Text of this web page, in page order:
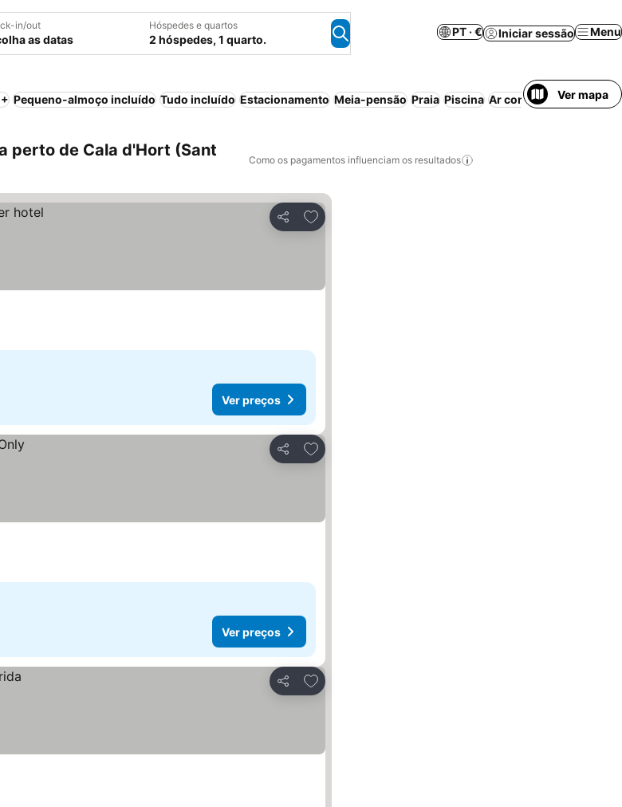
in/out
as datas
Hóspedes e quartos
2 hóspedes, 1 quarto.
PT · € Iniciar sessão Menu
Pequeno-almoço incluído Tudo incluído Estacionamento Meia-pensão Praia Piscina Ar condicionado Resort
Ver mapa
perto de Cala d'Hort (Sant
Como os pagamentos influenciam os resultados
Partilhar
Adicionar aos favoritos
Ver preços
Partilhar
Adicionar aos favoritos
Ver preços
Partilhar
Adicionar aos favoritos